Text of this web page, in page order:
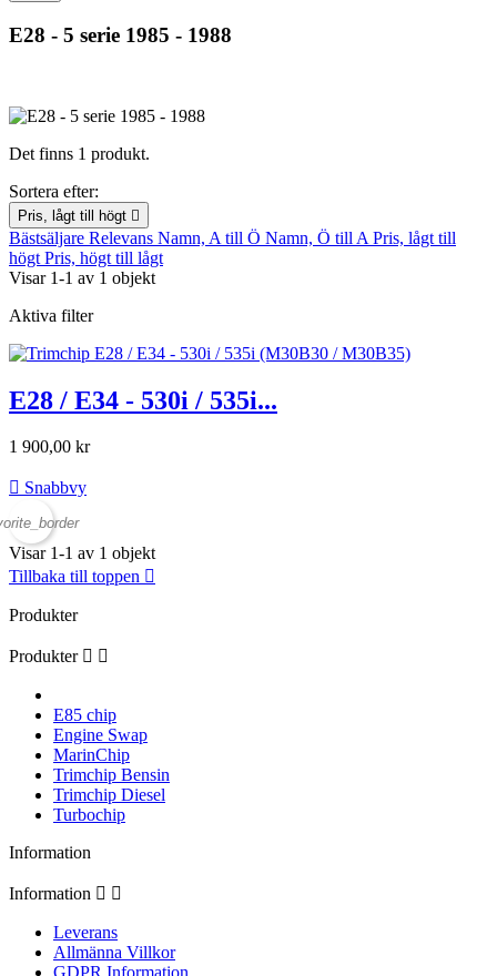
E28 - 5 serie 1985 - 1988
Det finns 1 produkt.
Sortera efter:
Pris, lågt till högt 
Bästsäljare Relevans Namn, A till Ö Namn, Ö till A Pris, lågt till
högt Pris, högt till lågt
Visar 1-1 av 1 objekt
Aktiva filter
E28 / E34 - 530i / 535i...
1 900,00 kr
 Snabbvy
Visar 1-1 av 1 objekt
Tillbaka till toppen 
Produkter
Produkter  
E85 chip
Engine Swap
MarinChip
Trimchip Bensin
Trimchip Diesel
Turbochip
Information
Information  
Leverans
Allmänna Villkor